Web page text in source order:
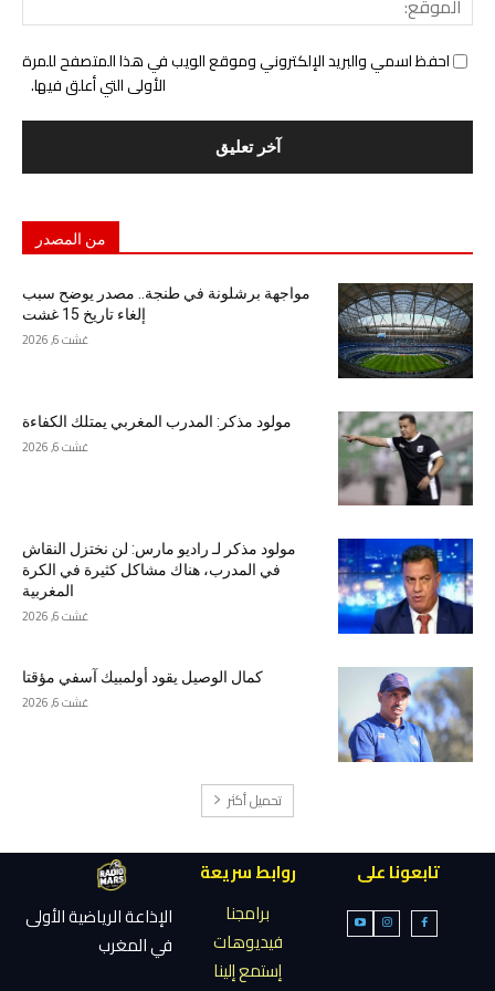
احفظ اسمي والبريد الإلكتروني وموقع الويب في هذا المتصفح للمرة
الأولى التي أعلق فيها.
من المصدر
مواجهة برشلونة في طنجة.. مصدر يوضح سبب
إلغاء تاريخ 15 غشت
غشت 6, 2026
مولود مذكر: المدرب المغربي يمتلك الكفاءة
غشت 6, 2026
مولود مذكر لـ راديو مارس: لن نختزل النقاش
في المدرب، هناك مشاكل كثيرة في الكرة
المغربية
غشت 6, 2026
كمال الوصيل يقود أولمبيك آسفي مؤقتا
غشت 6, 2026
تحميل أكثر
تابعونا على
روابط سريعة
برامجنا
فيديوهات
إستمع إلينا
الإذاعة الرياضية الأولى
في المغرب